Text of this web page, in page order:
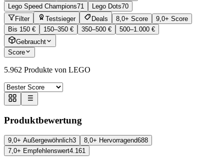
Lego Speed Champions71 Lego Dots70
Filter
Testsieger Deals 8,0+ Score
9,0+ Score
Bis 150 €
150–350 € 350–500 €
500–1.000 €
Gebraucht
Score
5.962 Produkte von LEGO
Produktbewertung
9,0+ Außergewöhnlich3 8,0+ Hervorragend688
7,0+ Empfehlenswert4.161